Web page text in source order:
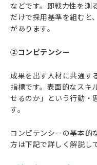
などです。即戦力性を測
だけで採用基準を組むと
があります。
②コンピテンシー
成果を出す人材に共通す
指標です。表面的なスキ
せるのか」という行動・
す。
コンピテンシーの基本的
方は下記で詳しく解説し